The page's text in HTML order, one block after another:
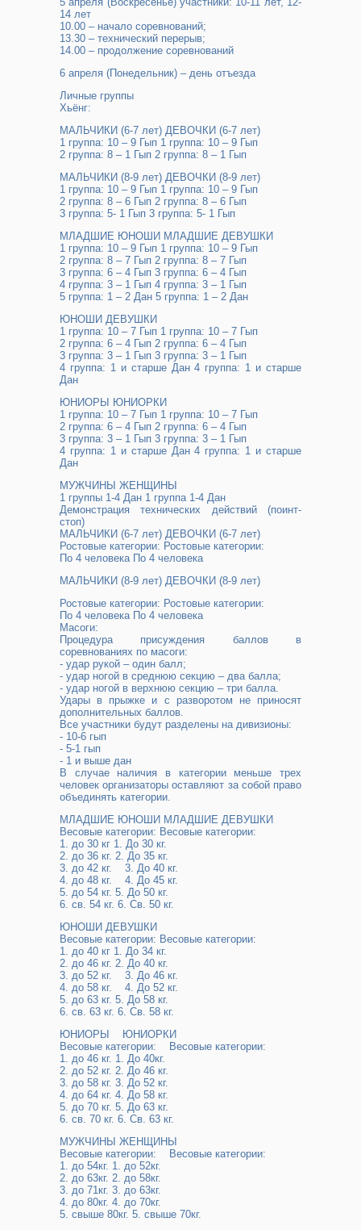
14 лет
10.00 – начало соревнований;
13.30 – технический перерыв;
14.00 – продолжение соревнований
6 апреля (Понедельник) – день отъезда
Личные группы
Хьёнг:
МАЛЬЧИКИ (6-7 лет) ДЕВОЧКИ (6-7 лет)
1 группа: 10 – 9 Гып 1 группа: 10 – 9 Гып
2 группа: 8 – 1 Гып 2 группа: 8 – 1 Гып
МАЛЬЧИКИ (8-9 лет) ДЕВОЧКИ (8-9 лет)
1 группа: 10 – 9 Гып 1 группа: 10 – 9 Гып
2 группа: 8 – 6 Гып 2 группа: 8 – 6 Гып
3 группа: 5- 1 Гып 3 группа: 5- 1 Гып
МЛАДШИЕ ЮНОШИ МЛАДШИЕ ДЕВУШКИ
1 группа: 10 – 9 Гып 1 группа: 10 – 9 Гып
2 группа: 8 – 7 Гып 2 группа: 8 – 7 Гып
3 группа: 6 – 4 Гып 3 группа: 6 – 4 Гып
4 группа: 3 – 1 Гып 4 группа: 3 – 1 Гып
5 группа: 1 – 2 Дан 5 группа: 1 – 2 Дан
ЮНОШИ ДЕВУШКИ
1 группа: 10 – 7 Гып 1 группа: 10 – 7 Гып
2 группа: 6 – 4 Гып 2 группа: 6 – 4 Гып
3 группа: 3 – 1 Гып 3 группа: 3 – 1 Гып
4 группа: 1 и старше Дан 4 группа: 1 и старше
Дан
ЮНИОРЫ ЮНИОРКИ
1 группа: 10 – 7 Гып 1 группа: 10 – 7 Гып
2 группа: 6 – 4 Гып 2 группа: 6 – 4 Гып
3 группа: 3 – 1 Гып 3 группа: 3 – 1 Гып
4 группа: 1 и старше Дан 4 группа: 1 и старше
Дан
МУЖЧИНЫ ЖЕНЩИНЫ
1 группы 1-4 Дан 1 группа 1-4 Дан
Демонстрация технических действий (поинт-
стоп)
МАЛЬЧИКИ (6-7 лет) ДЕВОЧКИ (6-7 лет)
Ростовые категории: Ростовые категории:
По 4 человека По 4 человека
МАЛЬЧИКИ (8-9 лет) ДЕВОЧКИ (8-9 лет)
Ростовые категории: Ростовые категории:
По 4 человека По 4 человека
Масоги:
Процедура присуждения баллов в
соревнованиях по масоги:
- удар рукой – один балл;
- удар ногой в среднюю секцию – два балла;
- удар ногой в верхнюю секцию – три балла.
Удары в прыжке и с разворотом не приносят
дополнительных баллов.
Все участники будут разделены на дивизионы:
- 10-6 гып
- 5-1 гып
- 1 и выше дан
В случае наличия в категории меньше трех
человек организаторы оставляют за собой право
объединять категории.
МЛАДШИЕ ЮНОШИ МЛАДШИЕ ДЕВУШКИ
Весовые категории: Весовые категории:
1. до 30 кг 1. До 30 кг.
2. до 36 кг. 2. До 35 кг.
3.​ до 42 кг. 3. До 40 кг.
4.​ до 48 кг. 4. До 45 кг.
5. до 54 кг. 5. До 50 кг.
6. св. 54 кг. 6. Св. 50 кг.
ЮНОШИ ДЕВУШКИ
Весовые категории: Весовые категории:
1. до 40 кг 1. До 34 кг.
2. до 46 кг. 2. До 40 кг.
3.​ до 52 кг. 3. До 46 кг.
4.​ до 58 кг. 4. До 52 кг.
5. до 63 кг. 5. До 58 кг.
6.​ св. 63 кг. 6. Св. 58 кг.
ЮНИОРЫ ЮНИОРКИ
Весовые категории: Весовые категории:
1. до 46 кг. 1. До 40кг.
2. до 52 кг. 2. До 46 кг.
3. до 58 кг. 3. До 52 кг.
4. до 64 кг. 4. До 58 кг.
5. до 70 кг. 5. До 63 кг.
6. св. 70 кг. 6. Св. 63 кг.
МУЖЧИНЫ ЖЕНЩИНЫ
Весовые категории: Весовые категории:
1. до 54кг. 1. до 52кг.
2. до 63кг. 2. до 58кг.
3. до 71кг. 3. до 63кг.
4. до 80кг. 4. до 70кг.
5. свыше 80кг. 5. свыше 70кг.